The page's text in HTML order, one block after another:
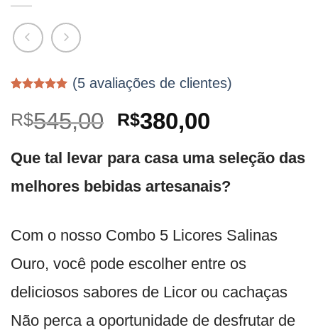
como5.00
de 5, com
de clientes
(5avaliações de clientes)
R$545,00 O
original
era:
R$380,00O
atual
é:
Que tal levar para casa uma seleção das
melhores bebidas artesanais?
Com o nosso Combo 5 Licores Salinas
Ouro, você pode escolher entre os
deliciosos sabores de Licor ou cachaças
Não perca a oportunidade de desfrutar de